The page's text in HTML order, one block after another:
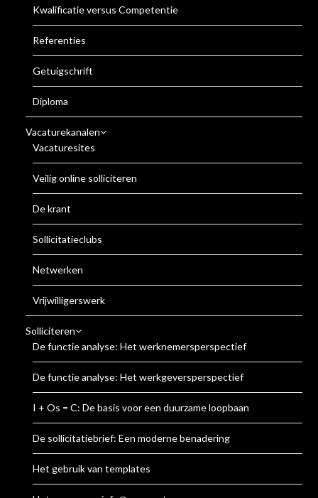
Kwalificatie versus Competentie
Referenties
Getuigschrift
Diploma
Vacaturekanalen
Vacaturesites
Veilig online solliciteren
De krant
Sollicitatieclubs
Netwerken
Vrijwilligerswerk
Solliciteren
De functie analyse: Het werknemersperspectief
De functie analyse: Het werkgeversperspectief
I + Os = C: De basis voor een duurzame loopbaan
De sollicitatiebrief: Een moderne benadering
Het gebruik van templates